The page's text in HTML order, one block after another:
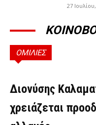
27
ΟΜΙΛΙΕΣ
ΟΜΙΛΊΕΣ
Διονύσης
χρειάζεται